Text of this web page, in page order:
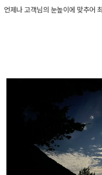
언제나 고객님의 눈높이에 맞추어